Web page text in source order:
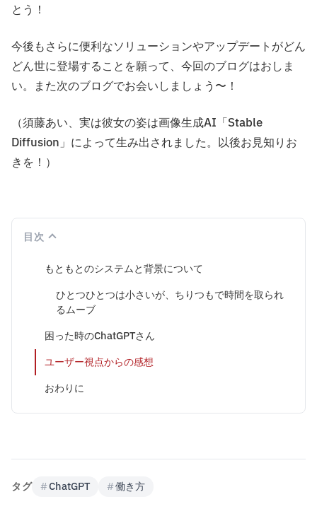
とう！
今後もさらに便利なソリューションやアップデートがどん
どん世に登場することを願って、今回のブログはおしま
い。また次のブログでお会いしましょう〜！
（須藤あい、実は彼女の姿は画像生成AI「Stable
Diffusion」によって生み出されました。以後お見知りお
きを！）
目次
もともとのシステムと背景について
ひとつひとつは小さいが、ちりつもで時間を取られ
るムーブ
困った時のChatGPTさん
ユーザー視点からの感想
おわりに
タグ #ChatGPT #働き方